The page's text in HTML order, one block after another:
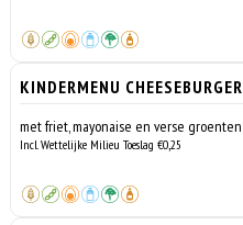
KINDERMENU CHEESEBURGER
met friet, mayonaise en verse groenten
Incl. Wettelijke Milieu Toeslag €0,25